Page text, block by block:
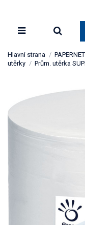
Hlavní strana
utěrky
Prům. utěrka